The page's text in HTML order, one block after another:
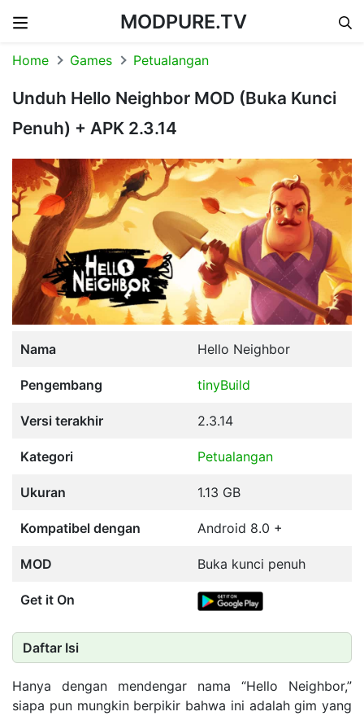
MODPURE.TV
Home Games Petualangan
Unduh Hello Neighbor MOD (Buka Kunci
Penuh) + APK 2.3.14
Nama Hello Neighbor
Pengembang tinyBuild
Versi terakhir 2.3.14
Kategori Petualangan
Ukuran 1.13 GB
Kompatibel dengan Android 8.0 +
MOD Buka kunci penuh
Get it On
Daftar Isi
Hanya dengan mendengar nama “Hello Neighbor,”
siapa pun mungkin berpikir bahwa ini adalah gim yang